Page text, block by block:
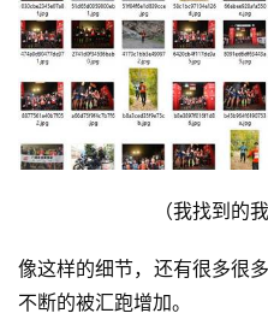
（我找到的
像这样的细节，还有很多很
不断的被汇跑增加。